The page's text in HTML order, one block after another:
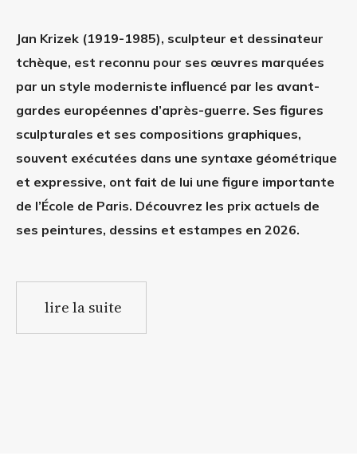
Jan Krizek (1919-1985), sculpteur et dessinateur
tchèque, est reconnu pour ses œuvres marquées
par un style moderniste influencé par les avant-
gardes européennes d’après-guerre. Ses figures
sculpturales et ses compositions graphiques,
souvent exécutées dans une syntaxe géométrique
et expressive, ont fait de lui une figure importante
de l’École de Paris. Découvrez les prix actuels de
ses peintures, dessins et estampes en 2026.
lire la suite